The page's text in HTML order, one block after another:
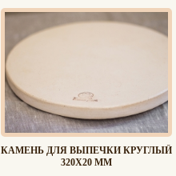
КАМЕНЬ ДЛЯ ВЫПЕЧКИ КРУГЛЫЙ
320Х20 ММ